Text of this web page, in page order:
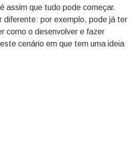
assim que tudo pode começar.
diferente: por exemplo, pode já ter
como o desenvolver e fazer
cenário em que tem uma ideia